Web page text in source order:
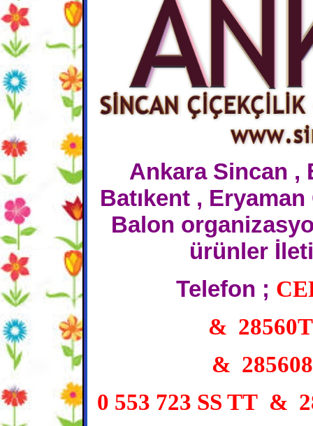
Ankara Sincan ,
Batıkent ,
Balon
ürünler
Telefon ;
&
&
0 553 723 SS TT &